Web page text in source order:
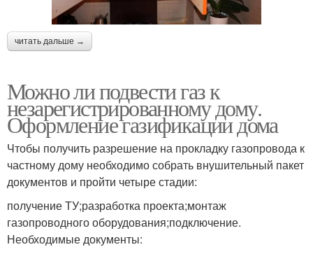
читать дальше →
Можно ли подвести газ к
незарегистрированному дому.
Оформление газификации дома
Чтобы получить разрешение на прокладку газопровода к
частному дому необходимо собрать внушительный пакет
документов и пройти четыре стадии:
получение ТУ;разработка проекта;монтаж
газопроводного оборудования;подключение.
Необходимые документы: